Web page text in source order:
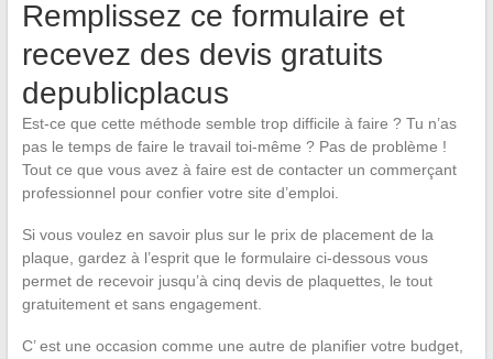
Remplissez ce formulaire et
recevez des devis gratuits
depublicplacus
Est-ce que cette méthode semble trop difficile à faire ? Tu n’as
pas le temps de faire le travail toi-même ? Pas de problème !
Tout ce que vous avez à faire est de contacter un commerçant
professionnel pour confier votre site d’emploi.
Si vous voulez en savoir plus sur le prix de placement de la
plaque, gardez à l’esprit que le formulaire ci-dessous vous
permet de recevoir jusqu’à cinq devis de plaquettes, le tout
gratuitement et sans engagement.
C’ est une occasion comme une autre de planifier votre budget,